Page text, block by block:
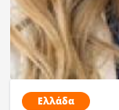
Ραδιόφωνο
Εκπομπές
Ελλάδα